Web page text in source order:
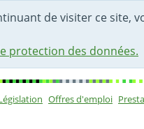
de visiter ce site,
protection des données.
Offres d'emploi